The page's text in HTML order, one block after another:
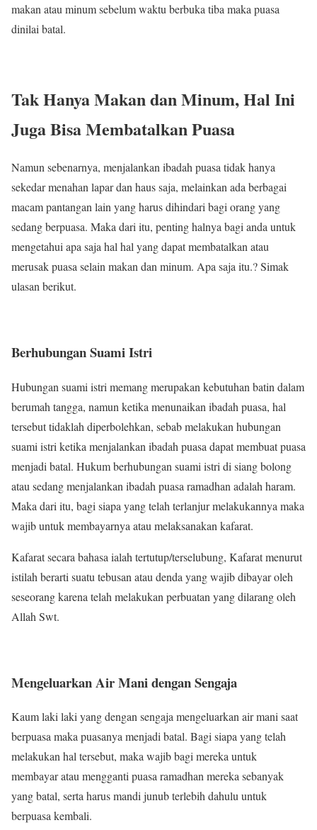
makan atau minum sebelum waktu berbuka tiba maka puasa
dinilai batal.
Tak Hanya Makan dan Minum, Hal Ini
Juga Bisa Membatalkan Puasa
Namun sebenarnya, menjalankan ibadah puasa tidak hanya
sekedar menahan lapar dan haus saja, melainkan ada berbagai
macam pantangan lain yang harus dihindari bagi orang yang
sedang berpuasa. Maka dari itu, penting halnya bagi anda untuk
mengetahui apa saja hal hal yang dapat membatalkan atau
merusak puasa selain makan dan minum. Apa saja itu.? Simak
ulasan berikut.
Berhubungan Suami Istri
Hubungan suami istri memang merupakan kebutuhan batin dalam
berumah tangga, namun ketika menunaikan ibadah puasa, hal
tersebut tidaklah diperbolehkan, sebab melakukan hubungan
suami istri ketika menjalankan ibadah puasa dapat membuat puasa
menjadi batal. Hukum berhubungan suami istri di siang bolong
atau sedang menjalankan ibadah puasa ramadhan adalah haram.
Maka dari itu, bagi siapa yang telah terlanjur melakukannya maka
wajib untuk membayarnya atau melaksanakan kafarat.
Kafarat secara bahasa ialah tertutup/terselubung, Kafarat menurut
istilah berarti suatu tebusan atau denda yang wajib dibayar oleh
seseorang karena telah melakukan perbuatan yang dilarang oleh
Allah Swt.
Mengeluarkan Air Mani dengan Sengaja
Kaum laki laki yang dengan sengaja mengeluarkan air mani saat
berpuasa maka puasanya menjadi batal. Bagi siapa yang telah
melakukan hal tersebut, maka wajib bagi mereka untuk
membayar atau mengganti puasa ramadhan mereka sebanyak
yang batal, serta harus mandi junub terlebih dahulu untuk
berpuasa kembali.